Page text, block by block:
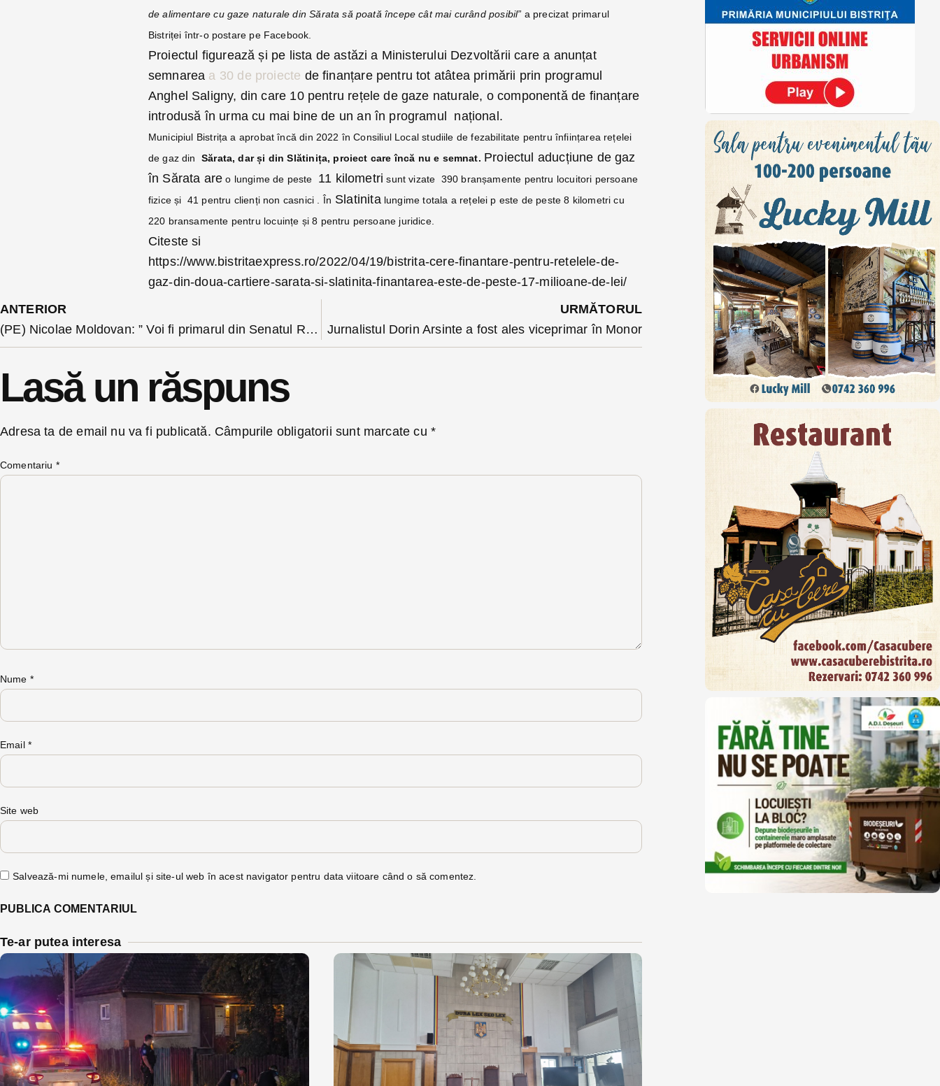
de alimentare cu gaze naturale din Sărata să poată începe cât mai curând posibil” a precizat primarul
Bistriței într-o postare pe Facebook.
Proiectul figurează și pe lista de astăzi a Ministerului Dezvoltării care a anunțat
semnarea a 30 de proiecte de finanțare pentru tot atâtea primării prin programul
Anghel Saligny, din care 10 pentru rețele de gaze naturale, o componentă de finanțare
introdusă în urma cu mai bine de un an în programul național.
Municipiul Bistrița a aprobat încă din 2022 în Consiliul Local studiile de fezabilitate pentru înființarea rețelei
de gaz dinSărata, dar și din Slătinița, proiect care încă nu e semnat. Proiectul aducțiune de gaz
în Sărata are o lungime de peste 11 kilometri sunt vizate 390 branșamente pentru locuitori persoane
fizice și 41 pentru clienți non casnici . În Slatinitalungime totala a rețelei p este de peste 8 kilometri cu
220 bransamente pentru locuințe și 8 pentru persoane juridice.
Citeste si
https://www.bistritaexpress.ro/2022/04/19/bistrita-cere-finantare-pentru-retelele-de-
gaz-din-doua-cartiere-sarata-si-slatinita-finantarea-este-de-peste-17-milioane-de-lei/
ANTERIOR
(PE) Nicolae Moldovan: ” Voi fi primarul din Senatul României”
URMĂTORUL
Jurnalistul Dorin Arsinte a fost ales viceprimar în Monor
Lasă un răspuns
Adresa ta de email nu va fi publicată. Câmpurile obligatorii sunt marcate cu *
Comentariu *
Nume *
Email *
Site web
Salvează-mi numele, emailul și site-ul web în acest navigator pentru data viitoare când o să comentez.
Te-ar putea interesa